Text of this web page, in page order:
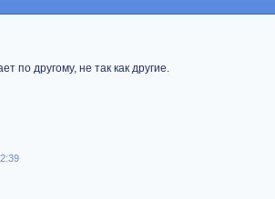
по другому, не так как другие.